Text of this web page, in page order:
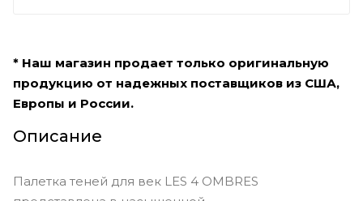
* Наш магазин продает только оригинальную
продукцию от надежных поставщиков из США,
Европы и России.
Описание
Палетка теней для век LES 4 OMBRES